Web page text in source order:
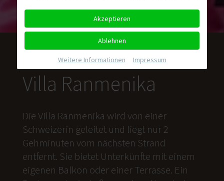
Villa Ranmenika
Die Villa Ranmenika wird von einer
Schweizerin geleitet und liegt nur 2
Gehminuten vom nächsten Strand
entfernt. Sie bietet Unterkünfte mit einem
eigenen Balkon oder einer Terrasse. Ein
Akzeptieren
Ablehnen
Weitere Informationen Impressum